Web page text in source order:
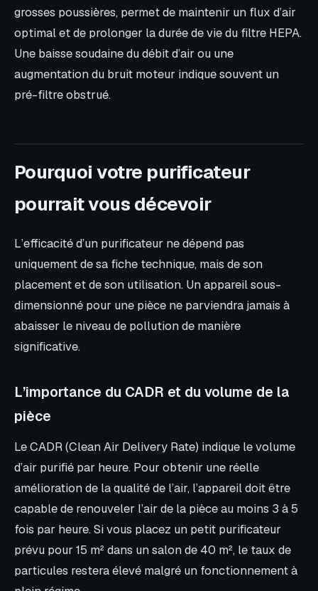
grosses poussières, permet de maintenir un flux d’air
optimal et de prolonger la durée de vie du filtre HEPA.
Une baisse soudaine du débit d’air ou une
augmentation du bruit moteur indique souvent un
pré-filtre obstrué.
Pourquoi votre purificateur
pourrait vous décevoir
L’efficacité d’un purificateur ne dépend pas
uniquement de sa fiche technique, mais de son
placement et de son utilisation. Un appareil sous-
dimensionné pour une pièce ne parviendra jamais à
abaisser le niveau de pollution de manière
significative.
L’importance du CADR et du volume de la
pièce
Le CADR (Clean Air Delivery Rate) indique le volume
d’air purifié par heure. Pour obtenir une réelle
amélioration de la qualité de l’air, l’appareil doit être
capable de renouveler l’air de la pièce au moins 3 à 5
fois par heure. Si vous placez un petit purificateur
prévu pour 15 m² dans un salon de 40 m², le taux de
particules restera élevé malgré un fonctionnement à